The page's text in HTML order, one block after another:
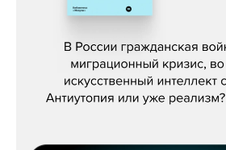
Константин Зарубин,